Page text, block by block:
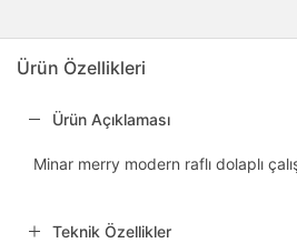
Ürün Özellikleri
Ürün Açıklaması
Minar merry modern raflı dolaplı
Teknik Özellikler